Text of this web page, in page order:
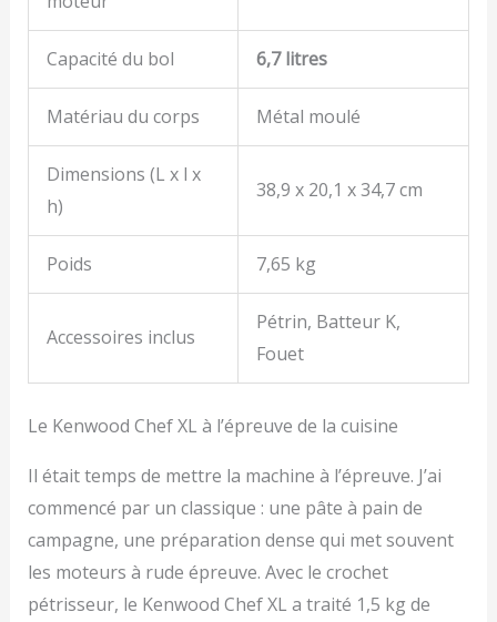
Capacité du bol 6,7 litres
Matériau du corps Métal moulé
Dimensions (L x l x
h)
38,9 x 20,1 x 34,7 cm
Poids 7,65 kg
Accessoires inclus
Pétrin, Batteur K,
Fouet
Le Kenwood Chef XL à l’épreuve de la cuisine
Il était temps de mettre la machine à l’épreuve. J’ai
commencé par un classique : une pâte à pain de
campagne, une préparation dense qui met souvent
les moteurs à rude épreuve. Avec le crochet
pétrisseur, le Kenwood Chef XL a traité 1,5 kg de